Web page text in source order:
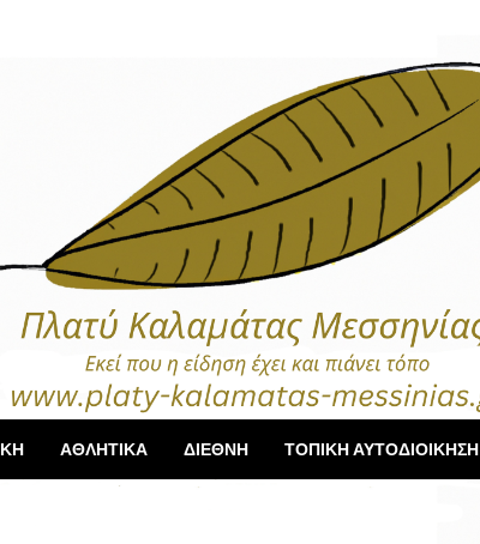
ΑΘΛΗΤΙΚΑ ΔΙΕΘΝΗ ΤΟΠΙΚΗ ΑΥΤΟΔΙΟΙΚΗΣΗ